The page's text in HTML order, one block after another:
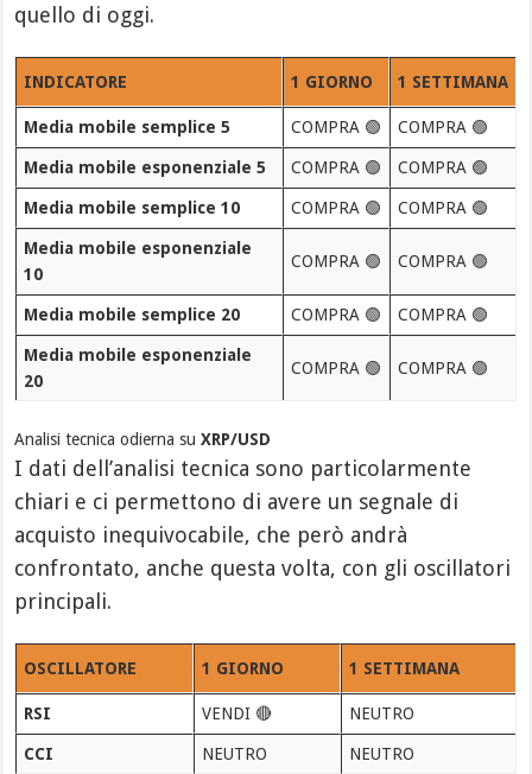
quello di oggi.
INDICATORE 1 GIORNO 1 SETTIMANA
Media mobile semplice 5 COMPRA 🟢 COMPRA 🟢
Media mobile esponenziale 5 COMPRA 🟢 COMPRA 🟢
Media mobile semplice 10 COMPRA 🟢 COMPRA 🟢
Media mobile esponenziale
10
COMPRA 🟢 COMPRA 🟢
Media mobile semplice 20 COMPRA 🟢 COMPRA 🟢
Media mobile esponenziale
20
COMPRA 🟢 COMPRA 🟢
Analisi tecnica odierna suXRP/USD
I dati dell’analisi tecnica sono particolarmente
chiari e ci permettono di avere un segnale di
acquisto inequivocabile, che però andrà
confrontato, anche questa volta, con gli oscillatori
principali.
OSCILLATORE 1 GIORNO 1 SETTIMANA
RSI VENDI 🔴 NEUTRO
CCI NEUTRO NEUTRO